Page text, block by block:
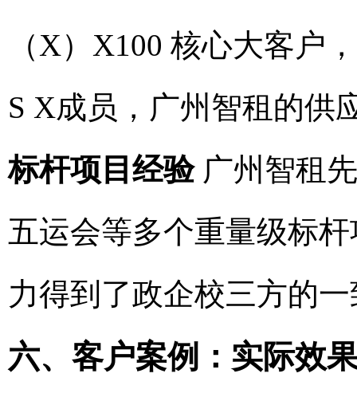
（X）X100 核心大客户
S X成员，广州智租的供
标杆项目经验广州智租
五运会等多个重量级标
力得到了政企校三方的
六、客户案例：实际效